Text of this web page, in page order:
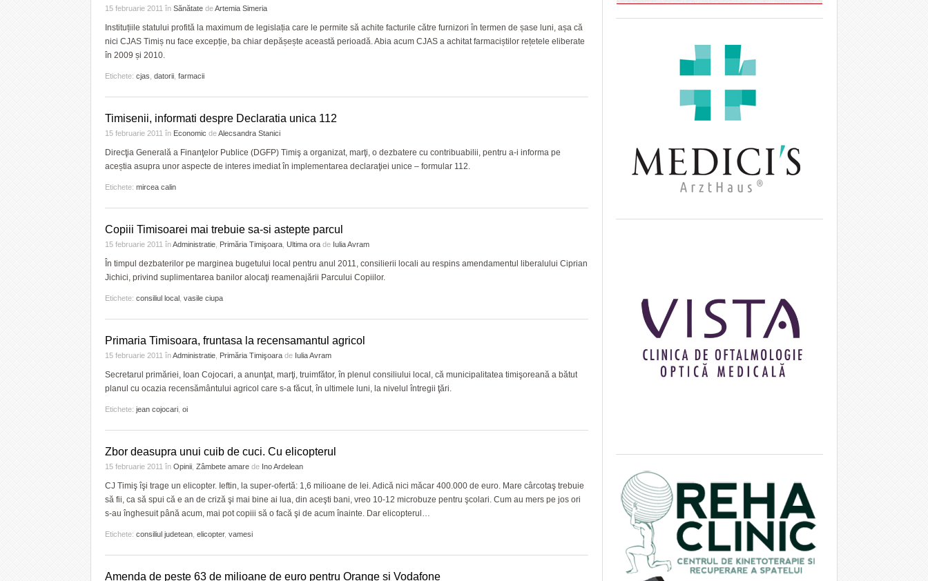
15 februarie 2011 în Sănătate deArtemia Simeria
Instituțiile statului profită la maximum de legislația care le permite să achite facturile către furnizori în termen de șase luni, așa că
nici CJAS Timiș nu face excepție, ba chiar depășește această perioadă. Abia acum CJAS a achitat farmaciștilor rețetele eliberate
în 2009 și 2010.
Etichete: cjas datorii farmacii
Timisenii, informati despre Declaratia unica 112
15 februarie 2011 în Economic deAlecsandra Stanici
Direcţia Generală a Finanţelor Publice (DGFP) Timiş a organizat, marţi, o dezbatere cu contribuabilii, pentru a-i informa pe
aceștia asupra unor aspecte de interes imediat în implementarea declaraţiei unice – formular 112.
Etichete: mircea calin
Copiii Timisoarei mai trebuie sa-si astepte parcul
15 februarie 2011 înAdministratie Primăria Timişoara Ultima ora de Iulia Avram
În timpul dezbaterilor pe marginea bugetului local pentru anul 2011, consilierii locali au respins amendamentul liberalului Ciprian
Jichici, privind suplimentarea banilor alocaţi reamenajării Parcului Copiilor.
Etichete: consiliul local vasile ciupa
Primaria Timisoara, fruntasa la recensamantul agricol
15 februarie 2011 înAdministratie Primăria Timişoara de Iulia Avram
Secretarul primăriei, Ioan Cojocari, a anunţat, marţi, truimfător, în plenul consiliului local, că municipalitatea timişoreană a bătut
planul cu ocazia recensământului agricol care s-a făcut, în ultimele luni, la nivelul întregii ţări.
Etichete: jean cojocari oi
Zbor deasupra unui cuib de cuci. Cu elicopterul
15 februarie 2011 în Opinii Zâmbete amare de Ino Ardelean
CJ Timiş îşi trage un elicopter. Ieftin, la super-ofertă: 1,6 milioane de lei. Adică nici măcar 400.000 de euro. Mare cârcotaş trebuie
să fii, ca să spui că e an de criză şi mai bine ai lua, din aceşti bani, vreo 10-12 microbuze pentru şcolari. Cum au mers pe jos ori
s-au înghesuit până acum, mai pot copiii să o facă şi de acum înainte. Dar elicopterul…
Etichete: consiliul judetean elicopter, vamesi
Amenda de peste 63 de milioane de euro pentru Orange si Vodafone